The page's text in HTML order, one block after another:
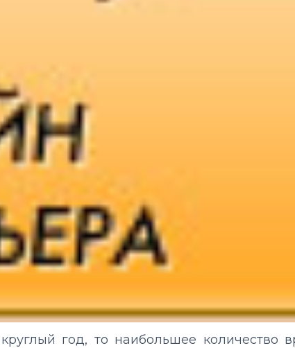
год, то наибольшее количество